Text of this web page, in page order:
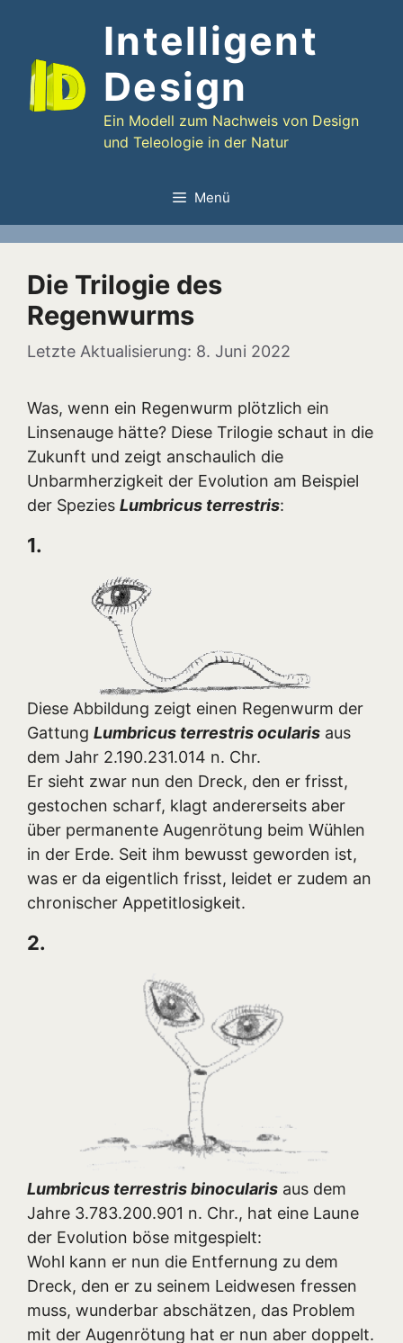
springen
Intelligent
Design
Ein Modell zum Nachweis von Design
und Teleologie in der Natur
Menü
Die Trilogie des
Regenwurms
8. Juni 2022
Was, wenn ein Regenwurm plötzlich ein
Linsenauge hätte? Diese Trilogie schaut in die
Zukunft und zeigt anschaulich die
Unbarmherzigkeit der Evolution am Beispiel
der Spezies Lumbricus terrestris:
1.
Diese Abbildung zeigt einen Regenwurm der
Gattung Lumbricus terrestris ocularis aus
dem Jahr 2.190.231.014 n. Chr.
Er sieht zwar nun den Dreck, den er frisst,
gestochen scharf, klagt andererseits aber
über permanente Augenrötung beim Wühlen
in der Erde. Seit ihm bewusst geworden ist,
was er da eigentlich frisst, leidet er zudem an
chronischer Appetitlosigkeit.
2.
Lumbricus terrestris binocularis aus dem
Jahre 3.783.200.901 n. Chr., hat eine Laune
der Evolution böse mitgespielt:
Wohl kann er nun die Entfernung zu dem
Dreck, den er zu seinem Leidwesen fressen
muss, wunderbar abschätzen, das Problem
mit der Augenrötung hat er nun aber doppelt.